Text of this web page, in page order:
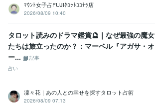
ﾏｳﾝﾄ女子占FUJIﾀﾛｯﾄｺｺﾅﾗ店
2026/08/09 10:40
タロット読みのドラマ鑑賞🔮｜なぜ最強の魔女
たちは旅立ったのか？：マーベル『アガサ・オ
ー...
記事
占い
凜々花｜あの人との幸せを探すタロット占術
2026/08/09 07:13